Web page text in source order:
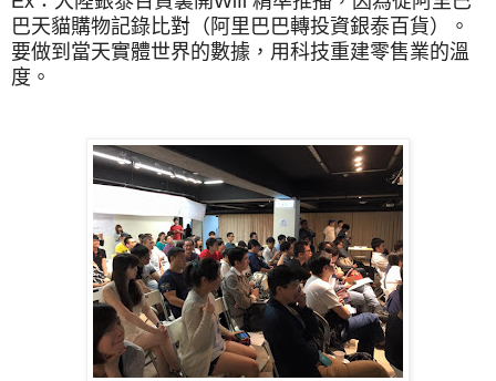
巴天貓購物記錄比對（阿里巴巴轉投資銀泰百貨）。
要做到當天實體世界的數據，用科技重建零售業的溫
度。